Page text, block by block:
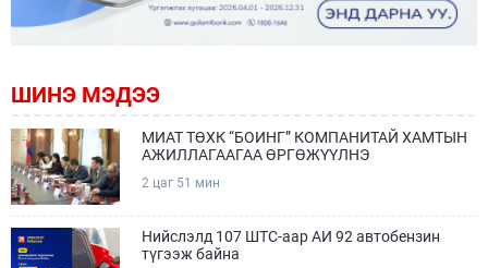
ШИНЭ МЭДЭЭ
МИАТ ТӨХК “БОИНГ” КОМПАНИТАЙ ХАМТЫН
АЖИЛЛАГААГАА ӨРГӨЖҮҮЛНЭ
2 цаг 51 мин
Нийслэлд 107 ШТС-аар АИ 92 автобензин
түгээж байна